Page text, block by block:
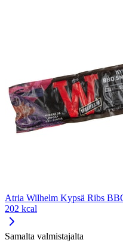
Atria Wilhelm Kypsä Ribs
202 kcal
Samalta valmistajalta